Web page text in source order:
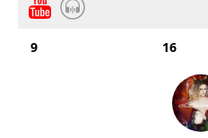
9 16